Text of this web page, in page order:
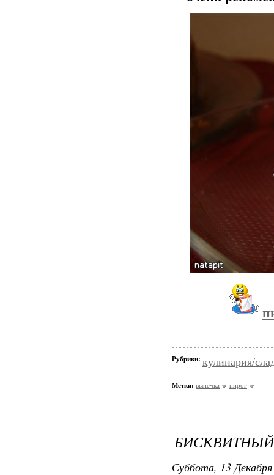
Рубрики: кулинария/
Метки: выпечка пирог
Суббота, 13